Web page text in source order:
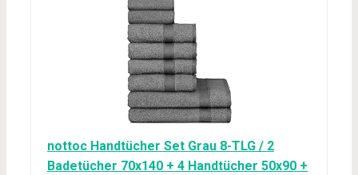
nottoc Handtücher Set Grau 8-TLG / 2
Badetücher 70x140 + 4 Handtücher 50x90 +